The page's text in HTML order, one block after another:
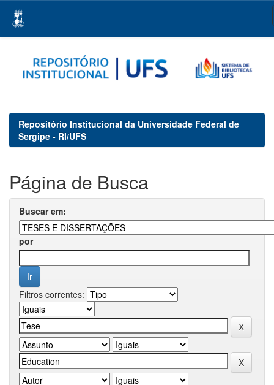
navigation
Repositório Institucional da Universidade Federal de
Sergipe - RI/UFS
Página de Busca
Buscar em:
por
Filtros correntes: